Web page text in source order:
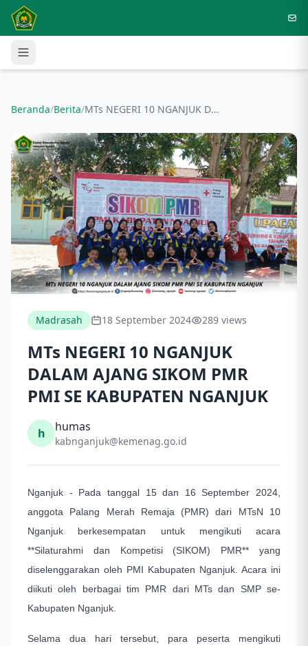
Langsung ke konten utama
Beranda/Berita/ MTs NEGERI 10 NGANJUK DALAM AJANG SIKOM PMR PMI SE KABUPATEN NGANJUK
Madrasah 18 September 2024 289 views
MTs NEGERI 10 NGANJUK
DALAM AJANG SIKOM PMR
PMI SE KABUPATEN NGANJUK
h humas
kabnganjuk@kemenag.go.id
Nganjuk - Pada tanggal 15 dan 16 September 2024,
anggota Palang Merah Remaja (PMR) dari MTsN 10
Nganjuk berkesempatan untuk mengikuti acara
**Silaturahmi dan Kompetisi (SIKOM) PMR** yang
diselenggarakan oleh PMI Kabupaten Nganjuk. Acara ini
diikuti oleh berbagai tim PMR dari MTs dan SMP se-
Kabupaten Nganjuk.
Selama dua hari tersebut, para peserta mengikuti